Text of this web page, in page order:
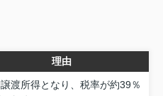
理由
渡所得となり、税率が約39％